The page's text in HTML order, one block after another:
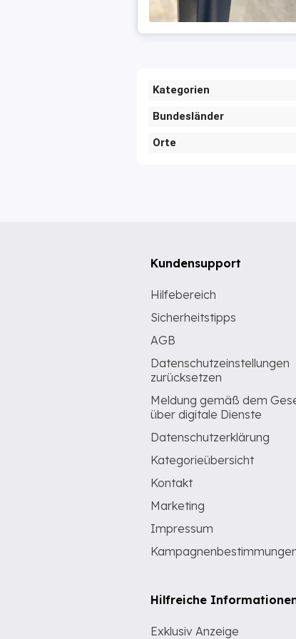
Kategorien
Bundesländer
Orte
Kundensupport
Hilfebereich
Sicherheitstipps
AGB
Datenschutzeinstellungen
zurücksetzen
Meldung gemäß dem
über digitale Dienste
Datenschutzerklärung
Kategorieübersicht
Kontakt
Marketing
Impressum
Hilfreiche
Exklusiv Anzeige